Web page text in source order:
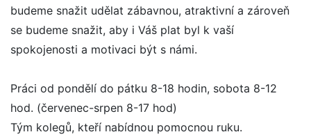
budeme snažit udělat zábavnou, atraktivní a zároveň
se budeme snažit, aby i Váš plat byl k vaší
spokojenosti a motivaci být s námi.
Práci od pondělí do pátku 8-18 hodin, sobota 8-12
hod. (červenec-srpen 8-17 hod)
Tým kolegů, kteří nabídnou pomocnou ruku.